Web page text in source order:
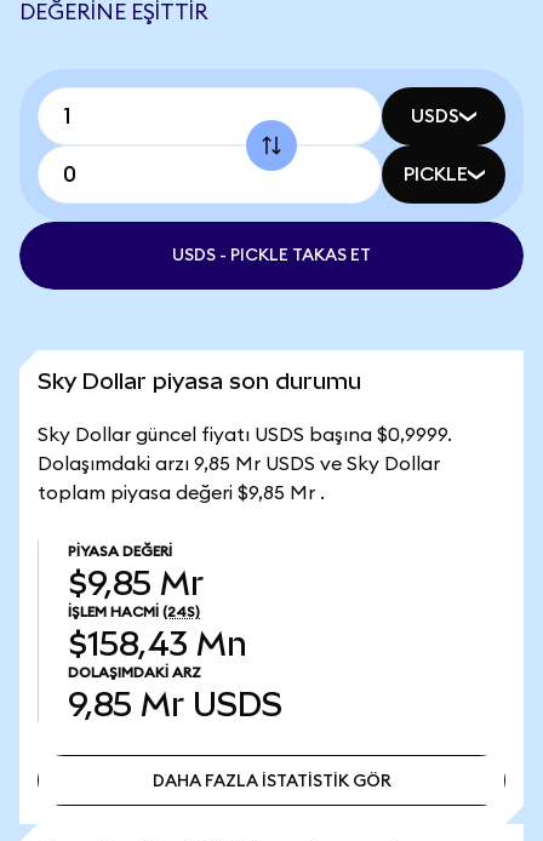
DEĞERINE EŞITTIR
USDS
PICKLE
USDS - PICKLE TAKAS ET
Sky Dollar piyasa son durumu
Sky Dollar güncel fiyatı USDS başına $0,9999.
Dolaşımdaki arzı 9,85 Mr USDS ve Sky Dollar
toplam piyasa değeri $9,85 Mr .
PIYASA DEĞERI
$9,85 Mr
İŞLEM HACMI (24S)
$158,43 Mn
DOLAŞIMDAKI ARZ
9,85 Mr USDS
DAHA FAZLA İSTATİSTİK GÖR